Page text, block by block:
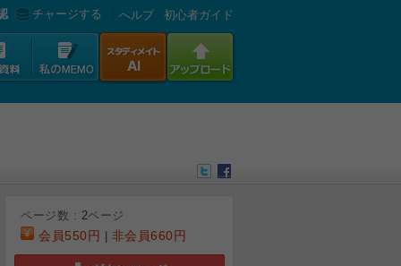
チャージする へルプ 初心者ガイド
ページ数 : 2ページ
会員550円 非会員660円